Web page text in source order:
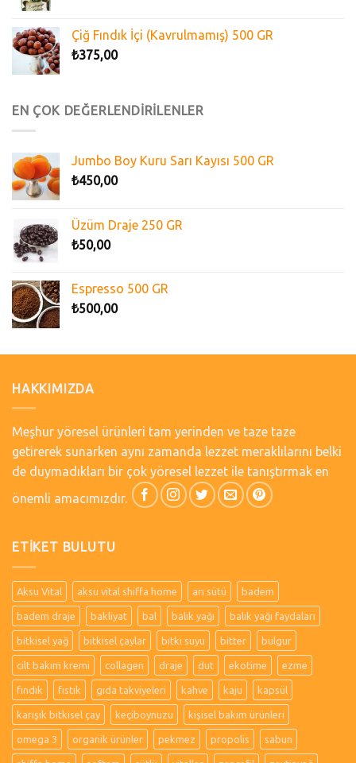
Çiğ Fındık İçi (Kavrulmamış) 500 GR
₺375,00
EN ÇOK DEĞERLENDİRİLENLER
Jumbo Boy Kuru Sarı Kayısı 500 GR
₺450,00
Üzüm Draje 250 GR
₺50,00
Espresso 500 GR
₺500,00
HAKKIMIZDA
Meşhur yöresel ürünleri tam yerinden ve taze taze
getirerek sunarken aynı zamanda lezzet meraklılarını belki
de duymadıkları bir çok yöresel lezzet ile tanıştırmak en
önemli amacımızdır.
ETIKET BULUTU
Aksu Vital aksu vital shiffa home arı sütü badem
badem draje bakliyat bal balık yağı balık yağı faydaları
bitkisel yağ bitkisel çaylar bitki suyu bitter bulgur
cilt bakım kremi collagen draje dut ekotime ezme
fındık fıstık gıda takviyeleri kahve kaju kapsül
karışık bitkisel çay keçiboynuzu kişisel bakım ürünleri
omega 3 organik ürünler pekmez propolis sabun